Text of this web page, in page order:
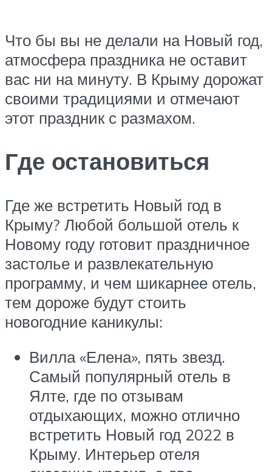
Что бы вы не делали на Новый год,
атмосфера праздника не оставит
вас ни на минуту. В Крыму дорожат
своими традициями и отмечают
этот праздник с размахом.
Где остановиться
Где же встретить Новый год в
Крыму? Любой большой отель к
Новому году готовит праздничное
застолье и развлекательную
программу, и чем шикарнее отель,
тем дороже будут стоить
новогодние каникулы:
Вилла «Елена», пять звезд.
Самый популярный отель в
Ялте, где по отзывам
отдыхающих, можно отлично
встретить Новый год 2022 в
Крыму. Интерьер отеля